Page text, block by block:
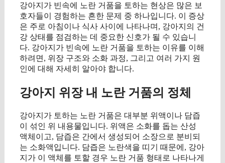
강아지가 빈속에 노란 거품을 토하는 현상은 많은 보
호자들이 경험하는 흔한 문제 중 하나입니다. 이 증상
은 주로 아침이나 식사 사이에 나타나며, 강아지의 건
강 상태를 점검하는 데 중요한 신호가 될 수 있습니
다. 강아지가 빈속에 노란 거품을 토하는 이유를 이해
하려면, 위장 구조와 소화 과정, 그리고 여러 가지 원
인에 대해 자세히 알아야 합니다.
강아지 위장 내 노란 거품의 정체
강아지가 토하는 노란 거품은 대부분 위액이나 담즙
이 섞인 위 내용물입니다. 위액은 소화를 돕는 산성
액체이고, 담즙은 간에서 생성되어 소장으로 분비되
는 소화액입니다. 담즙은 노란색을 띠기 때문에, 강아
지가 이 액체를 토할 경우 노란 거품 형태로 나타나게